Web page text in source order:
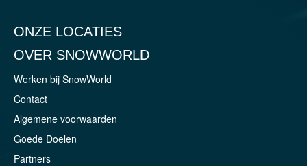
ONZE LOCATIES
OVER SNOWWORLD
Werken bij SnowWorld
Contact
Algemene voorwaarden
Goede Doelen
Partners